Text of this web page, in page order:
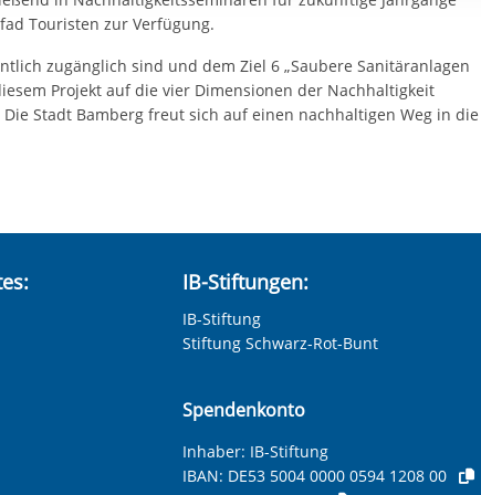
die erforderlich zur Bereitstellung
sind. Diese Cookies setzen wir
Einwilligung.
Touristen zur Verfügung.
zugänglich sind und dem Ziel 6 „Saubere Sanitäranlagen
Projekt auf die vier Dimensionen der Nachhaltigkeit
Stadt Bamberg freut sich auf einen nachhaltigen Weg in die
IB-Stiftungen:
IB-Stiftung
Stiftung Schwarz-Rot-Bunt
Spendenkonto
Inhaber: IB-Stiftung
IBAN: DE53 5004 0000 0594 1208 00